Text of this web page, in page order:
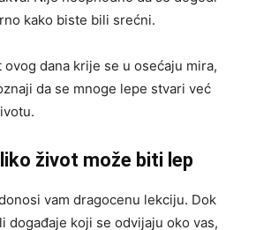
kako biste bili srećni.
ovog dana krije se u osećaju mira,
da se mnoge lepe stvari već
život može biti lep
vam dragocenu lekciju. Dok
događaje koji se odvijaju oko vas,